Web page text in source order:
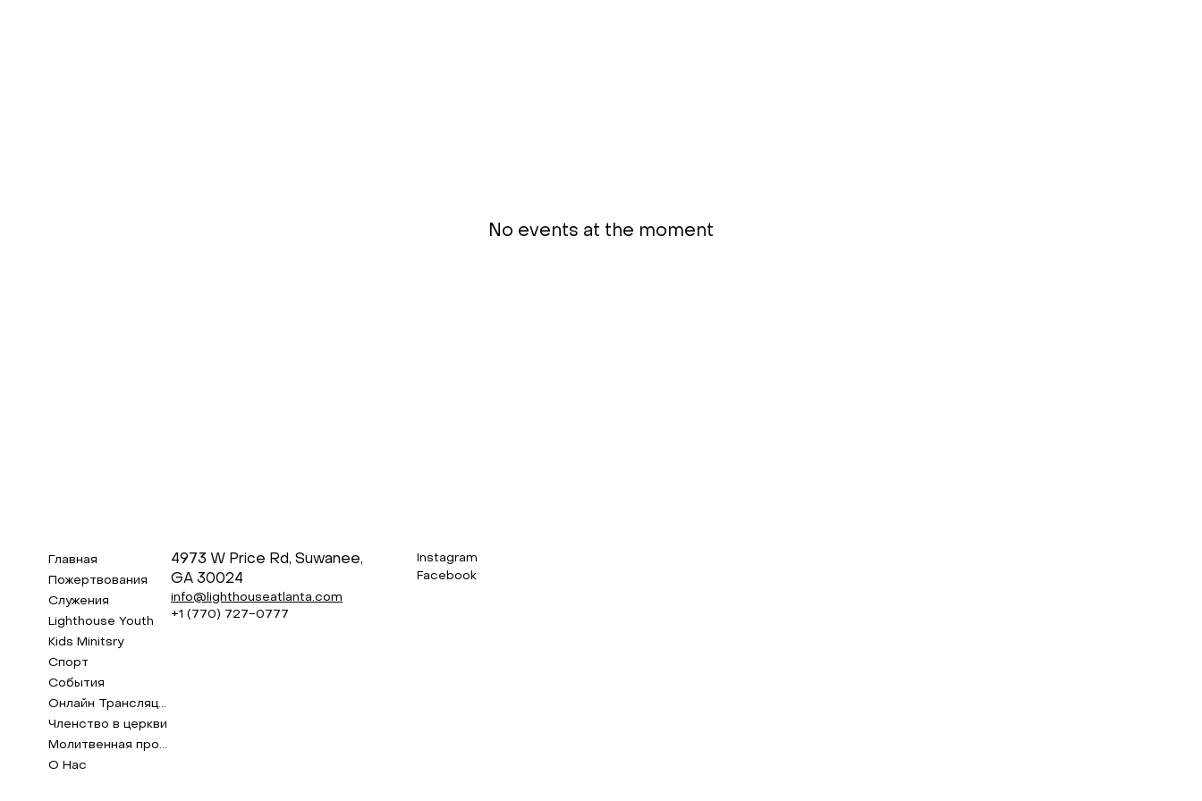
No events at the moment
Главная
Пожертвования
Служения
Lighthouse Youth
Kids Minitsry
Спорт
События
Онлайн Трансляция
Членство в церкви
Молитвенная просьба
О Нас
4973 W Price Rd, Suwanee,
GA 30024
info@lighthouseatlanta.com
+1 (770) 727-0777
Facebook
Instagram